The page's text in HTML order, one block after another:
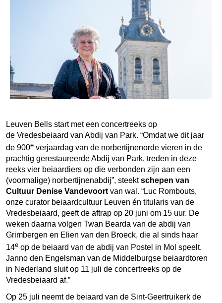
Leuven Bells start met een concertreeks op
de Vredesbeiaard van Abdij van Park. “Omdat we dit jaar
de 900e verjaardag van de norbertijnenorde vieren in de
prachtig gerestaureerde Abdij van Park, treden in deze
reeks vier beiaardiers op die verbonden zijn aan een
(voormalige) norbertijnenabdij”, steektschepen van
Cultuur Denise Vandevoort van wal. “Luc Rombouts,
onze curator beiaardcultuur Leuven én titularis van de
Vredesbeiaard, geeft de aftrap op 20 juni om 15 uur. De
weken daarna volgen Twan Bearda van de abdij van
Grimbergen en Elien van den Broeck, die al sinds haar
14e op de beiaard van de abdij van Postel in Mol speelt.
Janno den Engelsman van de Middelburgse beiaardtoren
in Nederland sluit op 11 juli de concertreeks op de
Vredesbeiaard af.”
Op 25 juli neemt de beiaard van de Sint-Geertruikerk de